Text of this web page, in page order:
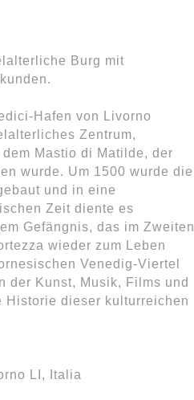
Burg mit
Hafen von Livorno
Zentrum,
Mastio di Matilde, der
wurde. Um 1500 wurde die
und in eine
Zeit diente es
Gefängnis, das im Zweiten
wieder zum Leben
Venedig-Viertel
der Kunst, Musik, Films und
dieser kulturreichen
LI, Italia